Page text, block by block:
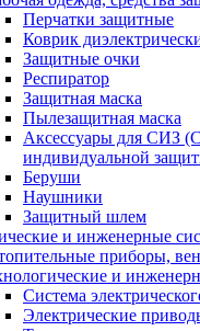
Перчатки защитные
Коврик
Защитные очки
Респиратор
Защитная маска
Пылезащитная маска
Аксессуары для СИЗ
индивидуальной
Беруши
Наушники
Защитный шлем
и инженерные
приборы,
и
Система
Электрические